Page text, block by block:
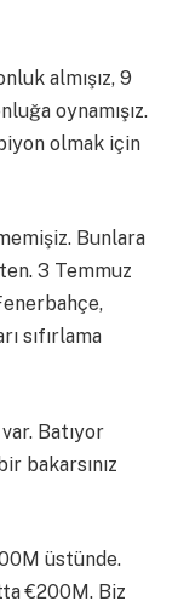
almışız, 9
oynamışız.
olmak için
Bunlara
3 Temmuz
sıfırlama
Batıyor
bakarsınız
üstünde.
€200M. Biz